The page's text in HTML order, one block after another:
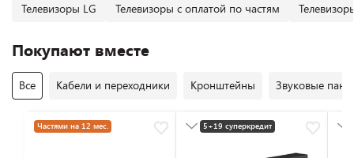
Телевизоры LG Телевизоры с оплатой по частям
Покупают вместе
Все Кабели и переходники Кронштейны Звуковые
Частями на 12 мес.
5+19 суперкредит